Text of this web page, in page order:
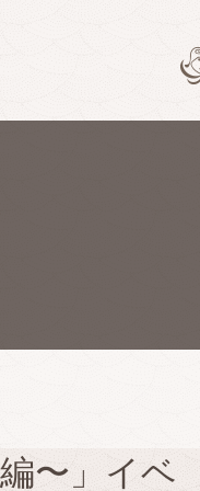
〜」イベ